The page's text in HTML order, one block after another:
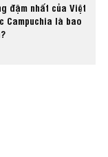
đậm nhất của Việt
Campuchia là bao